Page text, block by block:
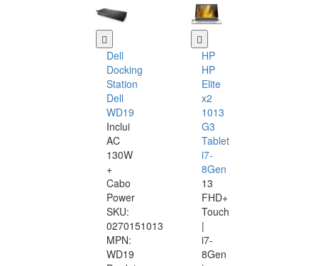
Dell
Docking
Station
Dell
WD19
Inclui
AC
130W
+
Cabo
Power
SKU:
0270151013
MPN:
WD19
HP
HP
Elite
x2
1013
G3
Tablet
i7-
8Gen
13
FHD+
Touch
|
i7-
8Gen